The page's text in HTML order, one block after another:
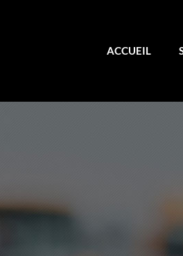
ACCUEIL